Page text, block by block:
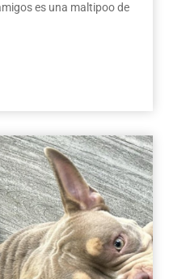
es una maltipoo de